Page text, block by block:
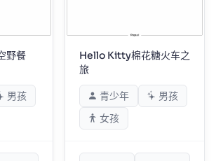
野餐
男孩
Hello Kitty棉花糖火车之
旅
青少年
男孩
女孩